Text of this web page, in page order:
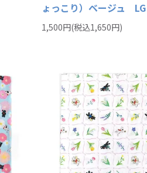
ょっこり）ベージュ LG
1,500円(税込1,650円)